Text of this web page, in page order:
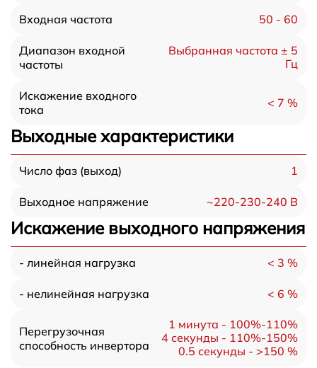
Входная частота 50 - 60
Диапазон входной
частоты
Выбранная частота ± 5
Гц
Искажение входного
тока
< 7 %
Выходные характеристики
Число фаз (выход) 1
Выходное напряжение ~220-230-240 В
Искажение выходного напряжения
- линейная нагрузка < 3 %
- нелинейная нагрузка < 6 %
Перегрузочная
способность инвертора
1 минута - 100%-110%
4 секунды - 110%-150%
0.5 секунды - >150 %